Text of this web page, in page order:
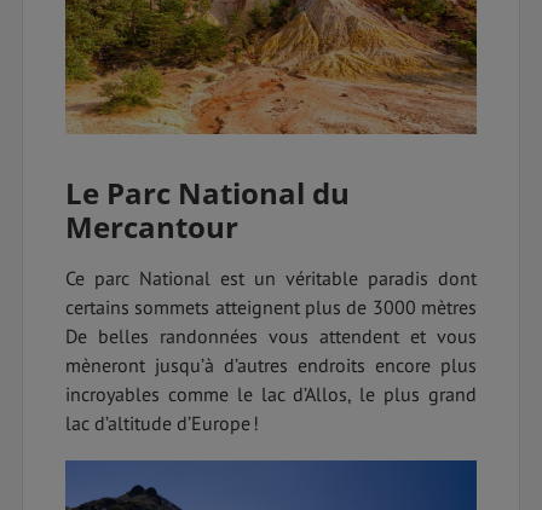
Le Parc National du
Mercantour
Ce parc National est un véritable paradis dont
certains sommets atteignent plus de 3000 mètres
De belles randonnées vous attendent et vous
mèneront jusqu’à d’autres endroits encore plus
incroyables comme le lac d’Allos, le plus grand
lac d’altitude d’Europe !